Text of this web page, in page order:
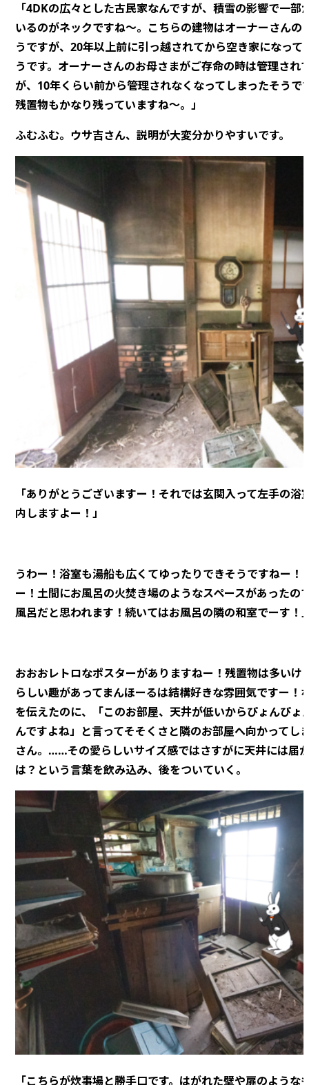
「4DKの広々とした古民家なんですが、積雪の影響で一部
いるのがネックですね～。こちらの建物はオーナーさんの
うですが、20年以上前に引っ越されてから空き家になって
うです。オーナーさんのお母さまがご存命の時は管理され
が、 10年くらい前から管理されなくなってしまったそうで
残置物もかなり残っていますね～。」
ふむふむ。ウサ吉さん、説明が大変分かりやすいです。
「ありがとうございますー！それでは玄関入って左手の浴
内しますよー！」
うわー！浴室も湯船も広くてゆったりできそうですねー！
ー！土間にお風呂の火焚き場のようなスペースがあったの
風呂だと思われます！続いてはお風呂の隣の和室でーす！
おおおレトロなポスターがありますねー！残置物は多いけ
らしい趣があってまんほーるは結構好きな雰囲気ですー！
を伝えたのに、「このお部屋、天井が低いからぴょんぴょ
んですよね」と言ってそそくさと隣のお部屋へ向かってし
さん。……その愛らしいサイズ感ではさすがに天井には届
は？という言葉を飲み込み、後をついていく。
「こちらが炊事場と勝手口です。はがれた壁や扉のような